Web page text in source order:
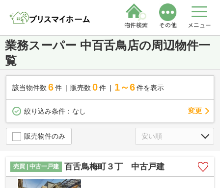
物件検索 その他 メニュー
業務スーパー 中百舌鳥店の周辺物件一
覧
該当物件数 6件 販売数 0 件 1～6 件を表示
絞り込み条件： なし 変更
販売物件のみ
売買 | 中古一戸建 百舌鳥梅町３丁 中古戸建